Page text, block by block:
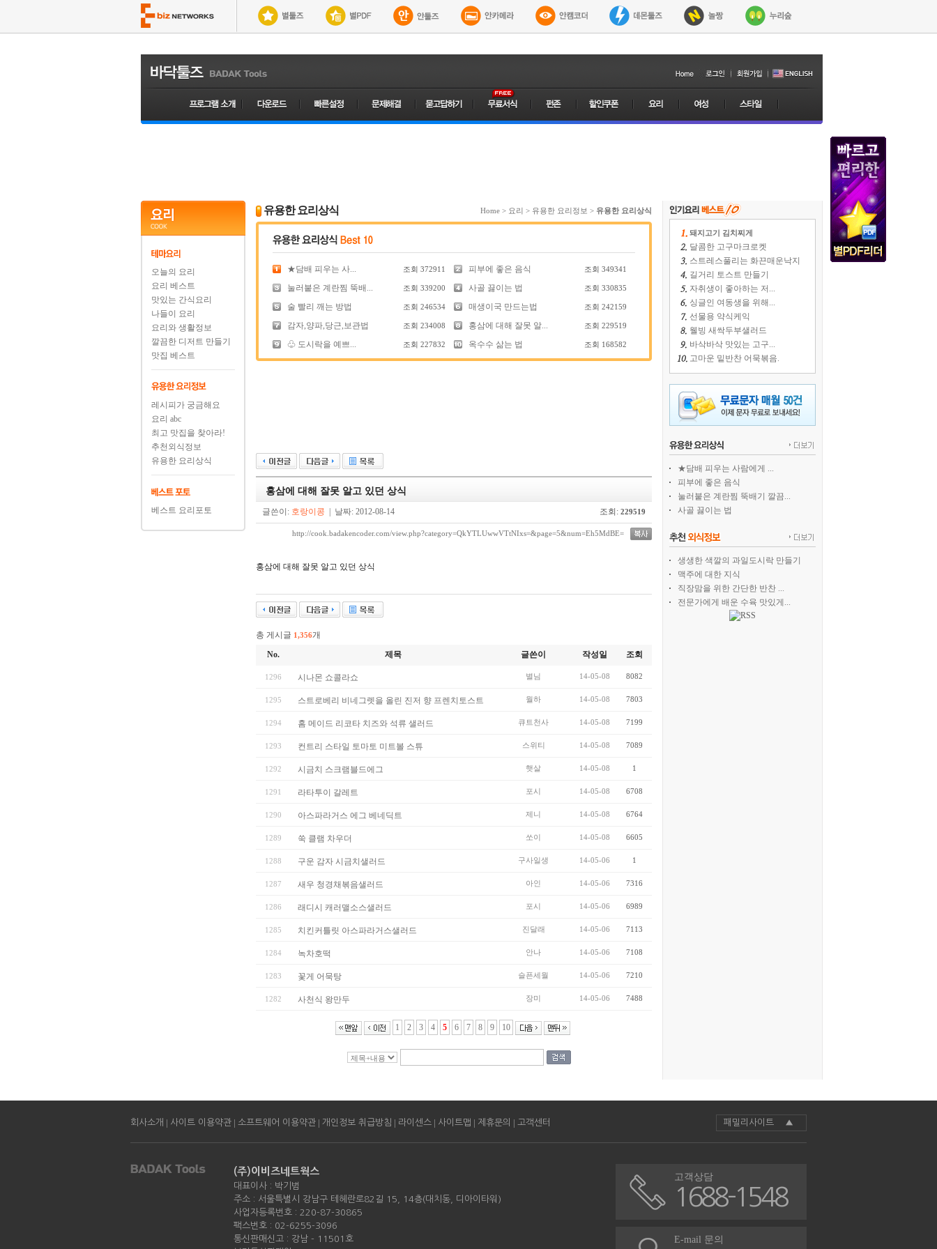
오늘의 요리
요리 베스트
맛있는 간식요리
나들이 요리
요리와 생활정보
깔끔한 디저트 만들기
맛집 베스트
레시피가 궁금해요
요리 abc
최고 맛집을 찾아라!
추천외식정보
유용한 요리상식
베스트 요리포토
유용한 요리상식 Home > 요리 > 유용한 요리정보 > 유용한 요리상식
★담배 피우는 사... 조회 372911 피부에 좋은 음식 조회 349341
눌러붙은 계란찜 뚝배... 조회 339200 사골 끓이는 법 조회 330835
술 빨리 깨는 방법 조회 246534 매생이국 만드는법 조회 242159
감자,양파,당근,보관법 조회 234008 홍삼에 대해 잘못 알... 조회 229519
♧ 도시락을 예쁘... 조회 227832 옥수수 삶는 법 조회 168582
홍삼에 대해 잘못 알고 있던 상식
글쓴이: 호랑이콩 | 날짜: 2012-08-14 조회: 229519
http://cook.badakencoder.com/view.php?category=QkYTLUwwVTtNIxs=&page=5&num=Eh5MdBE=
홍삼에 대해 잘못 알고 있던 상식
총 게시글 1,356개
No.
제목 글쓴이 작성일 조회
1296 시나몬 쇼콜라쇼 별님 14-05-08 8082
1295 스트로베리 비네그렛을 올린 진저 향 프렌치토스트 월하 14-05-08 7803
1294 홈 메이드 리코타 치즈와 석류 샐러드 큐트천사 14-05-08 7199
1293 컨트리 스타일 토마토 미트볼 스튜 스위티 14-05-08 7089
1292 시금치 스크램블드에그 햇살 14-05-08 1
1291 라타투이 갈레트 포시 14-05-08 6708
1290 아스파라거스 에그 베네딕트 제니 14-05-08 6764
1289 쑥 클램 차우더 쏘이 14-05-08 6605
1288 구운 감자 시금치샐러드 구사일생 14-05-06 1
1287 새우 청경채볶음샐러드 아인 14-05-06 7316
1286 래디시 캐러맬소스샐러드 포시 14-05-06 6989
1285 치킨커틀릿 아스파라거스샐러드 진달래 14-05-06 7113
1284 녹차호떡 안나 14-05-06 7108
1283 꽃게 어묵탕 슬픈세월 14-05-06 7210
1282 사천식 왕만두 장미 14-05-06 7488
1 2 3 4 5 6 7 8 9 10
돼지고기 김치찌게
달콤한 고구마크로켓
스트레스풀리는 화끈매운낙지
길거리 토스트 만들기
자취생이 좋아하는 저...
싱글인 여동생을 위해...
선물용 약식케익
웰빙 새싹두부샐러드
바삭바삭 맛있는 고구...
고마운 밑반찬 어묵볶음.
★담배 피우는 사람에게 ...
피부에 좋은 음식
눌러붙은 계란찜 뚝배기 깔끔...
사골 끓이는 법
생생한 색깔의 과일도시락 만들기
맥주에 대한 지식
직장맘을 위한 간단한 반찬 ...
전문가에게 배운 수육 맛있게...
회사소개 | 사이트 이용약관 | 소프트웨어 이용약관 | 개인정보 취급방침 | 라이센스 | 사이트맵 | 제휴문의 | 고객센터 패밀리사이트 ▲
(주)이비즈네트웍스
대표이사 : 박기범
주소 : 서울특별시 강남구 테헤란로82길 15, 14층(대치동, 디아이타워)
사업자등록번호 : 220-87-30865
팩스번호 : 02-6255-3096
통신판매신고 : 강남 - 11501호
고객상담
1688-1548
E-mail 문의